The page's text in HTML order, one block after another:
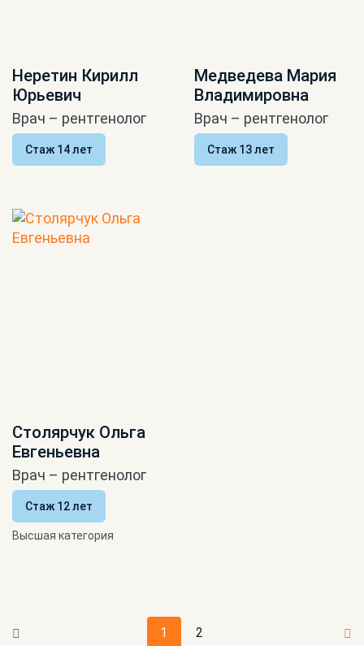
Неретин Кирилл
Юрьевич
Врач – рентгенолог
Стаж 14 лет
Медведева Мария
Владимировна
Врач – рентгенолог
Стаж 13 лет
Столярчук Ольга
Евгеньевна
Врач – рентгенолог
Стаж 12 лет
Высшая категория
1 2